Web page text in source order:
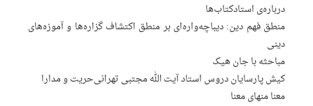
درباره‌‌ی استادکتاب‌ها
منطق فهم دین: دیباچه‌واره‌ای بر منطق اکتشاف گزاره‌ها و آموزه‌های
دینی
مباحثه با جان هیک
کیش پارسایان دروس استاد آیت الله مجتبى تهرانىحریت و مدارا
معنا منهای معنا